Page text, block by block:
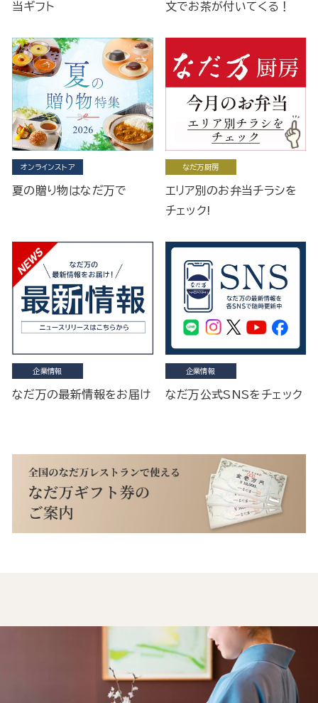
当ギフト
文でお茶が付いてくる！
オンラインストア
夏の贈り物はなだ万で
なだ万厨房
エリア別のお弁当チラシを
チェック!
企業情報
なだ万の最新情報をお届け
企業情報
なだ万公式SNSをチェック